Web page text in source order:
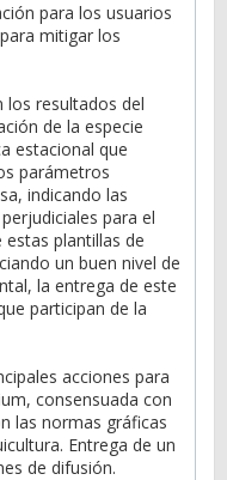
para los usuarios
mitigar los
los resultados del
de la especie
estacional que
parámetros
indicando las
para el
plantillas de
un buen nivel de
la entrega de este
participan de la
acciones para
consensuada con
las normas gráficas
Entrega de un
de difusión.